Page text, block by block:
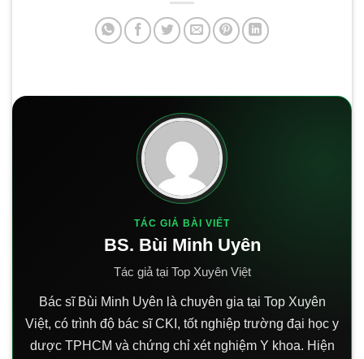
TÁC GIẢ BÀI VIẾT
BS. Bùi Minh Uyên
Tác giả tại Top Xuyên Việt
Bác sĩ Bùi Minh Uyên là chuyên gia tại Top Xuyên
Việt, có trình độ bác sĩ CKI, tốt nghiệp trường đại học y
dược TPHCM và chứng chỉ xét nghiệm Y khoa. Hiện